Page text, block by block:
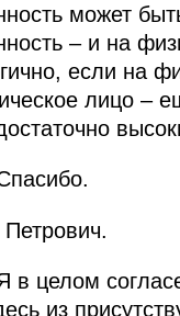
может
– и на
если на
лицо –
в целом
из